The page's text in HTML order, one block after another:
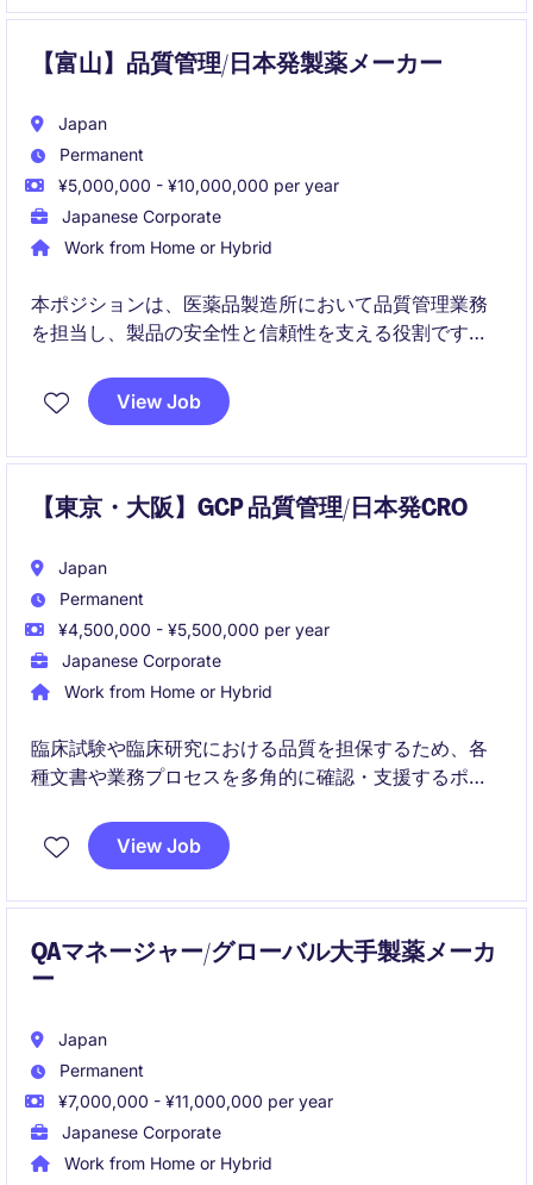
【富山】品質管理/日本発製薬メーカー
Japan
Permanent
¥5,000,000 - ¥10,000,000 per year
Japanese Corporate
Work from Home or Hybrid
本ポジションは、医薬品製造所において品質管理業務
を担当し、製品の安全性と信頼性を支える役割です。
理化学試験を中心に、GMPに基づく品質改善や問題解
決にも関与いただきます。
View Job
【東京・大阪】GCP 品質管理/日本発CRO
Japan
Permanent
¥4,500,000 - ¥5,500,000 per year
Japanese Corporate
Work from Home or Hybrid
臨床試験や臨床研究における品質を担保するため、各
種文書や業務プロセスを多角的に確認・支援するポジ
品質管理の専門性を活かしながら、プロジェクト全体
View Job
QAマネージャー/グローバル大手製薬メーカ
ー
Japan
Permanent
¥7,000,000 - ¥11,000,000 per year
Japanese Corporate
Work from Home or Hybrid